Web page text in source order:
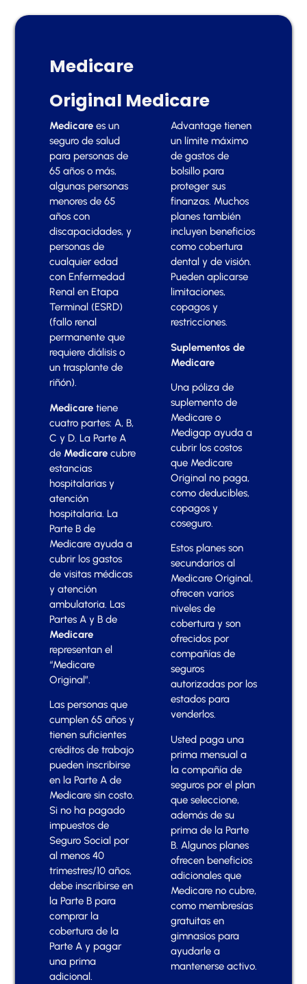
Medicare
Original Medicare
Medicare es un
seguro de salud
para personas de
65 años o más,
algunas personas
menores de 65
años con
discapacidades, y
personas de
cualquier edad
con Enfermedad
Renal en Etapa
Terminal (ESRD)
(fallo renal
permanente que
requiere diálisis o
un trasplante de
riñón).
Medicare tiene
cuatro partes: A, B,
C y D. La Parte A
de Medicare cubre
estancias
hospitalarias y
atención
hospitalaria. La
Parte B de
Medicare ayuda a
cubrir los gastos
de visitas médicas
y atención
ambulatoria. Las
Partes A y B de
Medicare
representan el
“Medicare
Original”.
Las personas que
cumplen 65 años y
tienen suficientes
créditos de trabajo
pueden inscribirse
en la Parte A de
Medicare sin costo.
Si no ha pagado
impuestos de
Seguro Social por
al menos 40
trimestres/10 años,
debe inscribirse en
la Parte B para
comprar la
cobertura de la
Parte A y pagar
una prima
adicional.
Advantage tienen
un límite máximo
de gastos de
bolsillo para
proteger sus
finanzas. Muchos
planes también
incluyen beneficios
como cobertura
dental y de visión.
Pueden aplicarse
limitaciones,
copagos y
restricciones.
Suplementos de
Medicare
Una póliza de
suplemento de
Medicare o
Medigap ayuda a
cubrir los costos
que Medicare
Original no paga,
como deducibles,
copagos y
coseguro.
Estos planes son
secundarios al
Medicare Original,
ofrecen varios
niveles de
cobertura y son
ofrecidos por
compañías de
seguros
autorizadas por los
estados para
venderlos.
Usted paga una
prima mensual a
la compañía de
seguros por el plan
que seleccione,
además de su
prima de la Parte
B. Algunos planes
ofrecen beneficios
adicionales que
Medicare no cubre,
como membresías
gratuitas en
gimnasios para
ayudarle a
mantenerse activo.